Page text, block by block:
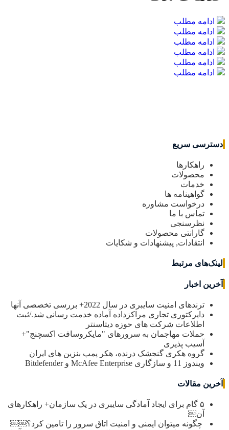
ادامه مطلب
ادامه مطلب
ادامه مطلب
ادامه مطلب
ادامه مطلب
ادامه مطلب
دسترسی سریع
راهکارها
محصولات
خدمات
گواهینامه ها
درخواست مشاوره
تماس با ما
نظرسنجی
گارانتی محصولات
انتقادات, پیشنهادات و شکایات
لینک‌های مرتبط
آخرین اخبار
ترندهای امنیت سایبری در سال 2022+ بررسی تخصصی آنها
دایرکتوری تجاری مراکزداده آماده خدمت رسانی شد./ثبت
اطلاعات شرکت های حوزه دیتاسنتر
حملات مهاجمان به سرورهای "مایکروسافت اکسچنج"+
آسیب پذیری
گروه هکری گنجشک درنده، هکر پمپ بنزین های ایران
ویندوز 11 و سازگاری McAfee Enterprise و Bitdefender
آخرین مقالات
۵ گام برای ایجاد آمادگی سایبری در یک سازمان+ راهکارهای
آن￼
چگونه میتوان ایمنی و امنیت اتاق سرور را تامین کرد؟￼￼